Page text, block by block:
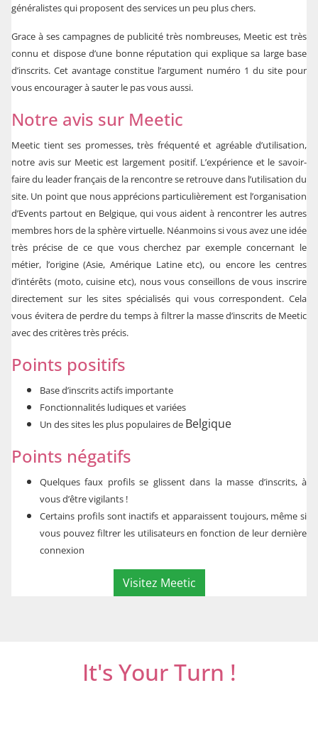
généralistes qui proposent des services un peu plus chers.
Grace à ses campagnes de publicité très nombreuses, Meetic est très
connu et dispose d’une bonne réputation qui explique sa large base
d’inscrits. Cet avantage constitue l’argument numéro 1 du site pour
vous encourager à sauter le pas vous aussi.
Notre avis sur Meetic
Meetic tient ses promesses, très fréquenté et agréable d’utilisation,
notre avis sur Meetic est largement positif. L’expérience et le savoir-
faire du leader français de la rencontre se retrouve dans l’utilisation du
site. Un point que nous apprécions particulièrement est l’organisation
d’Events partout en Belgique, qui vous aident à rencontrer les autres
membres hors de la sphère virtuelle. Néanmoins si vous avez une idée
très précise de ce que vous cherchez par exemple concernant le
métier, l’origine (Asie, Amérique Latine etc), ou encore les centres
d’intérêts (moto, cuisine etc), nous vous conseillons de vous inscrire
directement sur les sites spécialisés qui vous correspondent. Cela
vous évitera de perdre du temps à filtrer la masse d’inscrits de Meetic
avec des critères très précis.
Points positifs
Base d’inscrits actifs importante
Fonctionnalités ludiques et variées
Un des sites les plus populaires de Belgique
Points négatifs
Quelques faux profils se glissent dans la masse d’inscrits, à
vous d’être vigilants !
Certains profils sont inactifs et apparaissent toujours, même si
vous pouvez filtrer les utilisateurs en fonction de leur dernière
connexion
Visitez Meetic
It's Your Turn !